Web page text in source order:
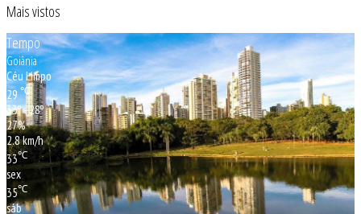
Mais vistos
Tempo
Goiânia
Céu Limpo
29℃
33º - 28º
27%
2.8 km/h
33℃
sex
35℃
sáb